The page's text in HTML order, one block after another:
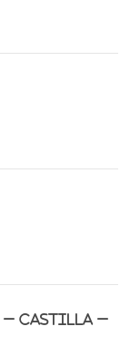
– Castilla –